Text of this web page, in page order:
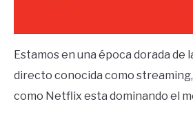
Estamos en una época dorada de
directo conocida como
como Netflix esta dominando el